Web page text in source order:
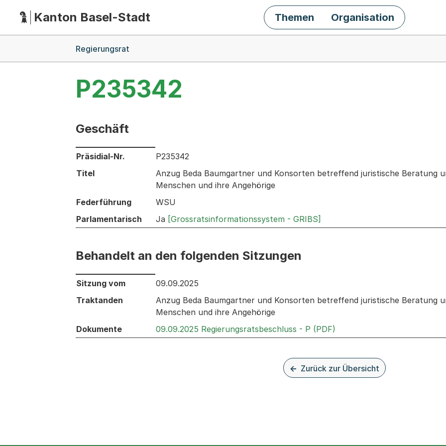
HauptnavigationKanton Basel-Stadt Themen Organisation
Regierungsrat
P235342
Geschäft
Informationen zum Ausgewählten Geschäft
Präsidial-Nr.
P235342
Titel
Anzug Beda Baumgartner und Konsorten betreffend juristische Beratung
Menschen und ihre Angehörige
Federführung
WSU
Parlamentarisch
Ja [Grossratsinformationssystem - GRIBS]
Behandelt an den folgenden Sitzungen
Behandelt an den folgenden Sitzungen: Informationen zu den Sitzungen zum Geschäft
Sitzung vom
09.09.2025
Traktanden
Anzug Beda Baumgartner und Konsorten betreffend juristische Beratung
Menschen und ihre Angehörige
Dokumente
09.09.2025 Regierungsratsbeschluss - P (PDF)
Zurück zur Übersicht